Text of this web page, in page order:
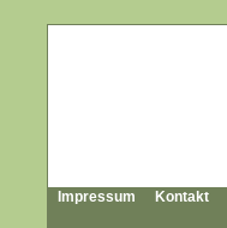
Impressum Kontakt